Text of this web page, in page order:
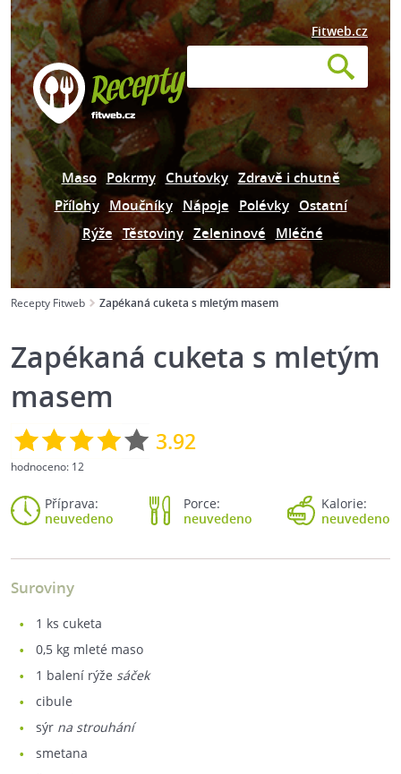
Fitweb.cz
Maso Pokrmy Chuťovky Zdravě i chutně
Přílohy Moučníky Nápoje Polévky Ostatní
Rýže Těstoviny Zeleninové Mléčné
Recepty Fitweb Zapékaná cuketa s mletým masem
Zapékaná cuketa s mletým
masem
3.92
hodnoceno: 12
Příprava:
neuvedeno
Porce:
neuvedeno
Kalorie:
neuvedeno
Suroviny
1 ks cuketa
0,5 kg mleté maso
1 balení rýže sáček
cibule
sýr na strouhání
smetana